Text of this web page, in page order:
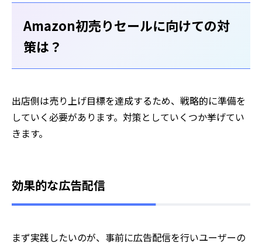
Amazon初売りセールに向けての対
策は？
出店側は売り上げ目標を達成するため、戦略的に準備を
していく必要があります。対策としていくつか挙げてい
きます。
効果的な広告配信
まず実践したいのが、事前に広告配信を行いユーザーの